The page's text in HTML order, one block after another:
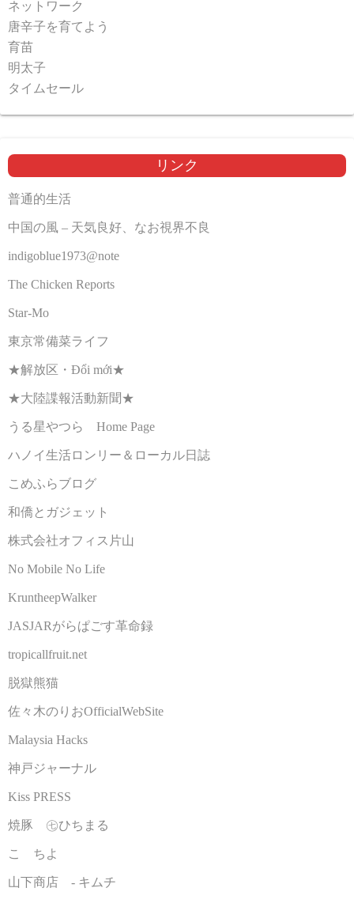
ネットワーク
唐辛子を育てよう
育苗
明太子
タイムセール
リンク
普通的生活
中国の風 – 天気良好、なお視界不良
indigoblue1973@note
The Chicken Reports
Star-Mo
東京常備菜ライフ
★解放区・Đổi mới★
★大陸諜報活動新聞★
うる星やつら Home Page
ハノイ生活ロンリー＆ローカル日誌
こめふらブログ
和僑とガジェット
株式会社オフィス片山
No Mobile No Life
KruntheepWalker
JASJARがらぱごす革命録
tropicallfruit.net
脱獄熊猫
佐々木のりおOfficialWebSite
Malaysia Hacks
神戸ジャーナル
Kiss PRESS
焼豚 ㊆ひちまる
こゝちよ
山下商店 - キムチ